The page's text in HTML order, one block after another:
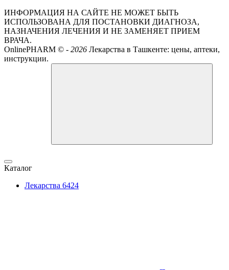
ИНФОРМАЦИЯ НА САЙТЕ НЕ МОЖЕТ БЫТЬ
ИСПОЛЬЗОВАНА ДЛЯ ПОСТАНОВКИ ДИАГНОЗА,
НАЗНАЧЕНИЯ ЛЕЧЕНИЯ И НЕ ЗАМЕНЯЕТ ПРИЕМ
ВРАЧА.
OnlinePHARM © - 2026 Лекарства в Ташкенте: цены, аптеки,
инструкции.
Каталог
Лекарства 6424